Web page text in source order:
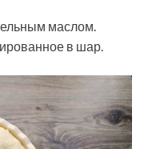
маслом.
в шар.